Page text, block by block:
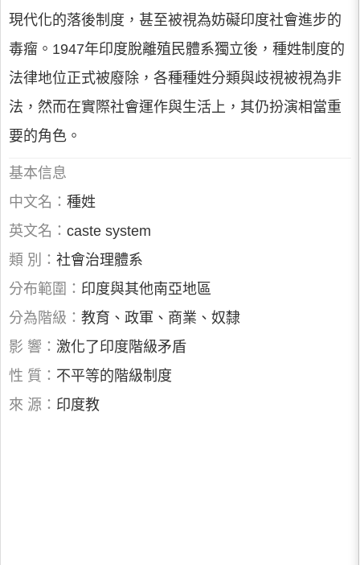
現代化的落後制度，甚至被視為妨礙印度社會進步的
毒瘤。1947年印度脫離殖民體系獨立後，種姓制度的
法律地位正式被廢除，各種種姓分類與歧視被視為非
法，然而在實際社會運作與生活上，其仍扮演相當重
要的角色。
基本信息
中文名： 種姓
英文名： caste system
類 別： 社會治理體系
分布範圍： 印度與其他南亞地區
分為階級： 教育、政軍、商業、奴隸
影 響： 激化了印度階級矛盾
性 質： 不平等的階級制度
來 源： 印度教